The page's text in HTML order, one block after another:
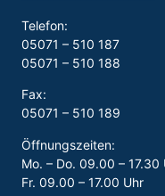
Telefon:
05071 – 510 187
05071 – 510 188
Fax:
05071 – 510 189
Öffnungszeiten:
Mo. – Do. 09.00 – 17.30
Fr. 09.00 – 17.00 Uhr